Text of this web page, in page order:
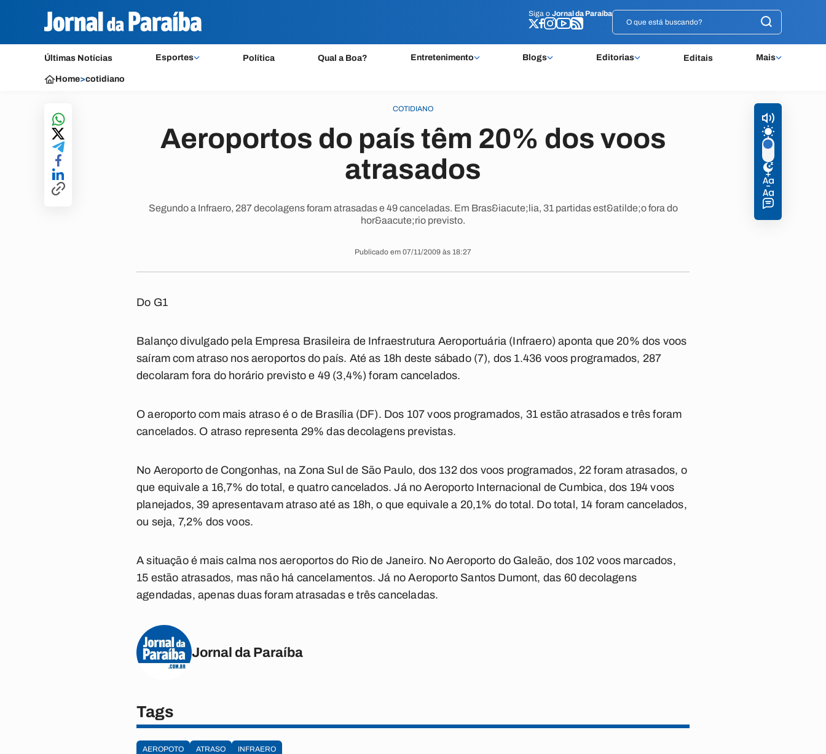
Siga o Jornal da Paraíba
Últimas Notícias Esportes Política Qual a Boa? Entretenimento Blogs Editorias Editais Mais
Siga o Jornal da Paraíba
Home>cotidiano
COTIDIANO
Aeroportos do país têm 20% dos voos
atrasados
Segundo a Infraero, 287 decolagens foram atrasadas e 49 canceladas. Em Bras&iacute;lia, 31 partidas est&atilde;o fora do
hor&aacute;rio previsto.
Publicado em 07/11/2009 às 18:27
Do G1
Balanço divulgado pela Empresa Brasileira de Infraestrutura Aeroportuária (Infraero) aponta que 20% dos voos
saíram com atraso nos aeroportos do país. Até as 18h deste sábado (7), dos 1.436 voos programados, 287
decolaram fora do horário previsto e 49 (3,4%) foram cancelados.
O aeroporto com mais atraso é o de Brasília (DF). Dos 107 voos programados, 31 estão atrasados e três foram
cancelados. O atraso representa 29% das decolagens previstas.
No Aeroporto de Congonhas, na Zona Sul de São Paulo, dos 132 dos voos programados, 22 foram atrasados, o
que equivale a 16,7% do total, e quatro cancelados. Já no Aeroporto Internacional de Cumbica, dos 194 voos
planejados, 39 apresentavam atraso até as 18h, o que equivale a 20,1% do total. Do total, 14 foram cancelados,
ou seja, 7,2% dos voos.
A situação é mais calma nos aeroportos do Rio de Janeiro. No Aeroporto do Galeão, dos 102 voos marcados,
15 estão atrasados, mas não há cancelamentos. Já no Aeroporto Santos Dumont, das 60 decolagens
agendadas, apenas duas foram atrasadas e três canceladas.
Jornal da Paraíba
Tags
AEROPOTO ATRASO INFRAERO